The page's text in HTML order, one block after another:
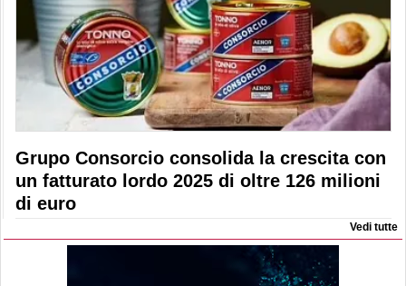
Grupo Consorcio consolida la crescita con
un fatturato lordo 2025 di oltre 126 milioni
di euro
Vedi tutte